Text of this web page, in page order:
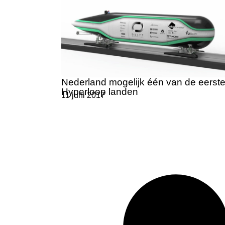
Nederland mogelijk één van de eerste
Hyperloop landen
11 juni 2017